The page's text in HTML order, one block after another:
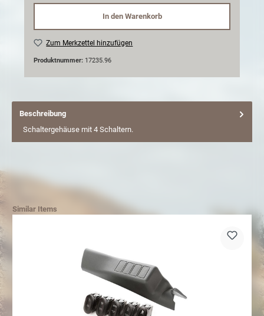
In den Warenkorb
Zum Merkzettel hinzufügen
Produktnummer: 17235.96
Beschreibung
Schaltergehäuse mit 4 Schaltern.
Similar Items